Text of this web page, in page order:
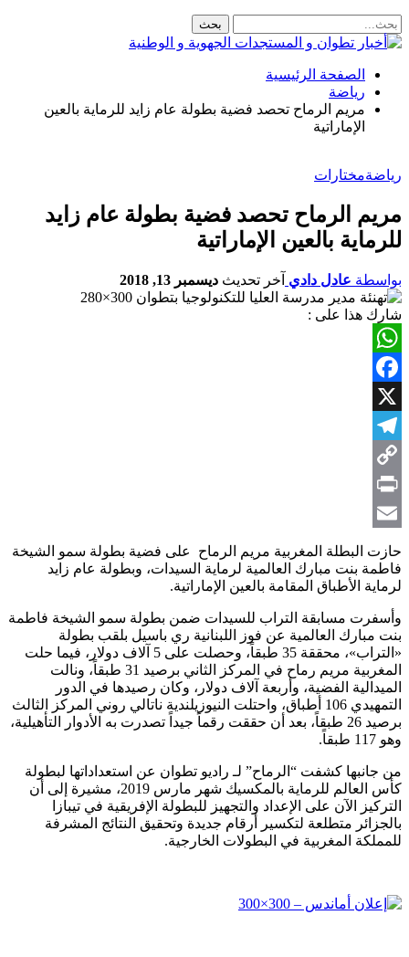
الصفحة الرئيسية
رياضة
مريم الرماح تحصد فضية بطولة عام زايد للرماية بالعين
الإماراتية
رياضةمختارات
مريم الرماح تحصد فضية بطولة عام زايد
للرماية بالعين الإماراتية
بواسطة عادل دادي آخر تحديث ديسمبر 13, 2018
شارك هذا على :
WhatsApp
Facebook
X
Telegram
Copy
Link
Print
Email
حازت البطلة المغربية مريم الرماح على فضية بطولة سمو الشيخة
فاطمة بنت مبارك العالمية لرماية السيدات، وبطولة عام زايد
لرماية الأطباق المقامة بالعين الإماراتية.
وأسفرت مسابقة التراب للسيدات ضمن بطولة سمو الشيخة فاطمة
بنت مبارك العالمية عن فوز اللبنانية ري باسيل بلقب بطولة
«التراب»، محققة 35 طبقاً، وحصلت على 5 آلاف دولار، فيما حلت
المغربية مريم رماح في المركز الثاني برصيد 31 طبقاً، ونالت
الميدالية الفضية، وأربعة آلاف دولار، وكان رصيدها في الدور
التمهيدي 106 أطباق، واحتلت النيوزيلندية ناتالي روني المركز الثالث
برصيد 26 طبقاً، بعد أن حققت رقماً جيداً تصدرت به الأدوار التأهيلية،
وهو 117 طبقاً.
من جانبها كشفت “الرماح” لـ راديو تطوان عن استعداداتها لبطولة
كأس العالم للرماية بالمكسيك شهر مارس 2019، مشيرة إلى أن
التركيز الآن على الإعداد والتجهيز للبطولة الإفريقية في تيبازا
بالجزائر متطلعة لتكسير أرقام جديدة وتحقيق النتائج المشرفة
للمملكة المغربية في البطولات الخارجية.